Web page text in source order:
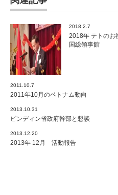
2018.2.7
2018年 テトのお
国総領事館
2011.10.7
2011年10月のベトナム動向
2013.10.31
ビンディン省政府幹部と懇談
2013.12.20
2013年 12月 活動報告